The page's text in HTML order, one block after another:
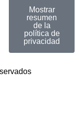
Mostrar
resumen
de la
política de
privacidad